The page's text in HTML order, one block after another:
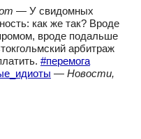
— У свидомных
как же так? Вроде
вроде подальше
арбитраж
#перемога
— Новости,